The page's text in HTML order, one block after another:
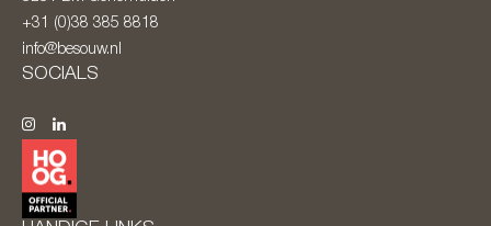
+31 (0)38 385 8818
info@besouw.nl
SOCIALS